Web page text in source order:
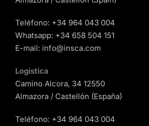
Teléfono: +34 964 043 004
Whatsapp: +34 658 504 151
E-mail: info@insca.com
Logística
Camino Alcora, 34 12550
Almazora / Castellón (España)
Teléfono: +34 964 043 004